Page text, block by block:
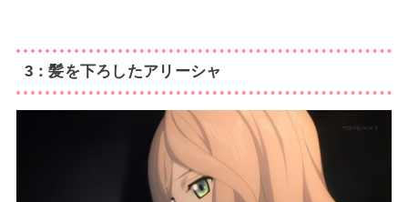
3：髪を下ろしたアリーシャ